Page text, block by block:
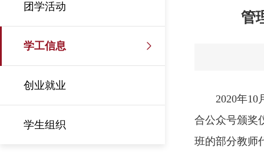
团学活动
学工信息
创业就业
学生组织
管
2020年10
合公众号颁奖
班的部分教师